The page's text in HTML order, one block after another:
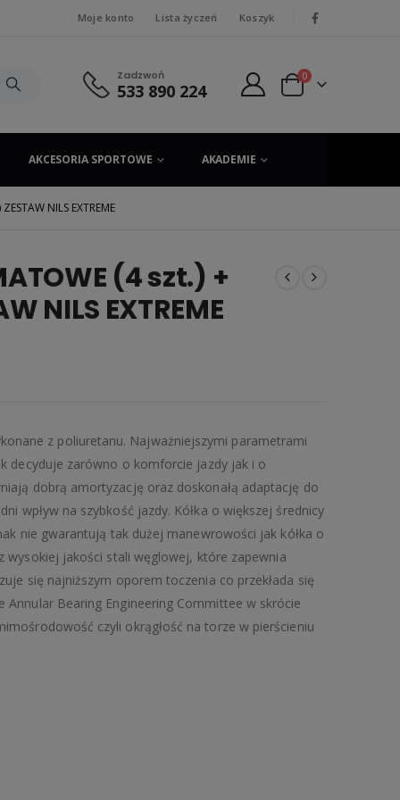
Moje konto Lista życzeń Koszyk
Zadzwoń
533 890 224
0
AKCESORIA SPORTOWE AKADEMIE
NILS EXTREME
(4 szt.) +
NILS EXTREME
z poliuretanu. Najważniejszymi parametrami
decyduje zarówno o komforcie jazdy jak i o
dobrą amortyzację oraz doskonałą adaptację do
wpływ na szybkość jazdy. Kółka o większej średnicy
nie gwarantują tak dużej manewrowości jak kółka o
wysokiej jakości stali węglowej, które zapewnia
się najniższym oporem toczenia co przekłada się
Bearing Engineering Committee w skrócie
czyli okrągłość na torze w pierścieniu